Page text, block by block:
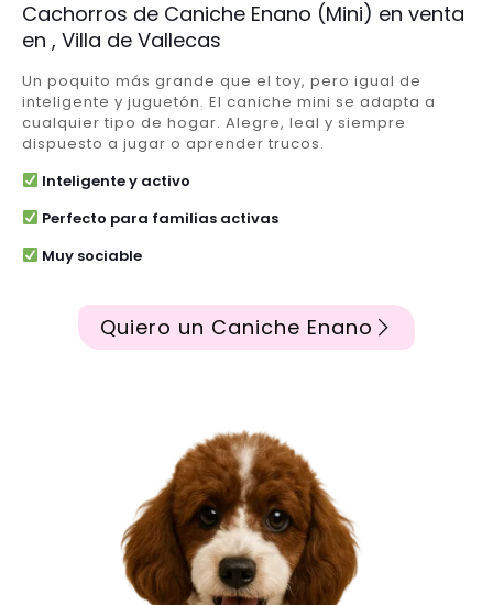
Cachorros de Caniche Enano (Mini) en venta
en , Villa de Vallecas
Un poquito más grande que el toy, pero igual de
inteligente y juguetón. El caniche mini se adapta a
cualquier tipo de hogar. Alegre, leal y siempre
dispuesto a jugar o aprender trucos.
Inteligente y activo
Perfecto para familias activas
Muy sociable
Quiero un Caniche Enano